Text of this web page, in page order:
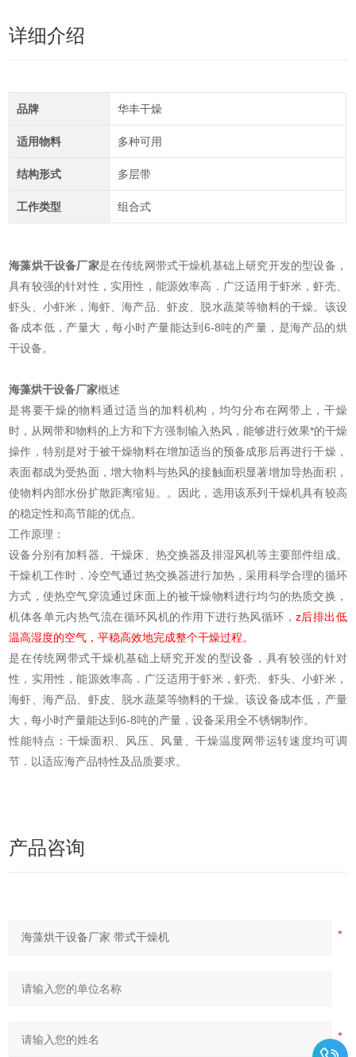
详细介绍
品牌 华丰干燥
适用物料 多种可用
结构形式 多层带
工作类型 组合式
海藻烘干设备厂家是在传统网带式干燥机基础上研究开发的型设备，
具有较强的针对性，实用性，能源效率高．广泛适用于虾米，虾壳、
虾头、小虾米，海虾、海产品、虾皮、脱水蔬菜等物料的干燥。该设
备成本低，产量大，每小时产量能达到6-8吨的产量，是海产品的烘
干设备。
海藻烘干设备厂家概述
是将要干燥的物料通过适当的加料机构，均匀分布在网带上，干燥
时，从网带和物料的上方和下方强制输入热风，能够进行效果*的干燥
操作，特别是对于被干燥物料在增加适当的预备成形后再进行干燥，
表面都成为受热面，增大物料与热风的接触面积显著增加导热面积，
使物料内部水份扩散距离缩短。。因此，选用该系列干燥机具有较高
的稳定性和高节能的优点。
工作原理：
设备分别有加料器、干燥床、热交换器及排湿风机等主要部件组成。
干燥机工作时．冷空气通过热交换器进行加热，采用科学合理的循环
方式，使热空气穿流通过床面上的被干燥物料进行均匀的热质交换，
机体各单元内热气流在循环风机的作用下进行热风循环，z后排出低
温高湿度的空气，平稳高效地完成整个干燥过程。
是在传统网带式干燥机基础上研究开发的型设备，具有较强的针对
性，实用性，能源效率高．广泛适用于虾米，虾壳、虾头、小虾米，
海虾、海产品、虾皮、脱水蔬菜等物料的干燥。该设备成本低，产量
大，每小时产量能达到6-8吨的产量，设备采用全不锈钢制作。
性能特点：干燥面积、风压、风量、干燥温度网带运转速度均可调
节．以适应海产品特性及品质要求。​
产品咨询